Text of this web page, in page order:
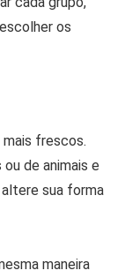
os
mais frescos.
de animais e
sua forma
maneira